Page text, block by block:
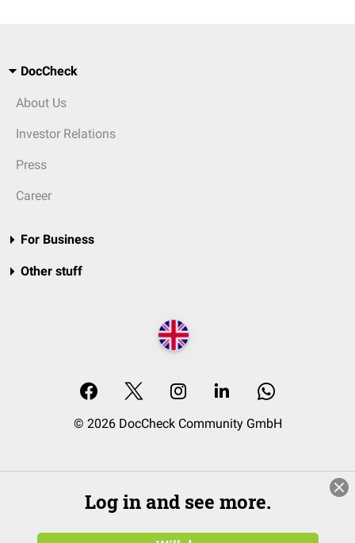
DocCheck
About Us
Investor Relations
Press
Career
For Business
Other stuff
© 2026 DocCheck Community GmbH
Log in and see more.